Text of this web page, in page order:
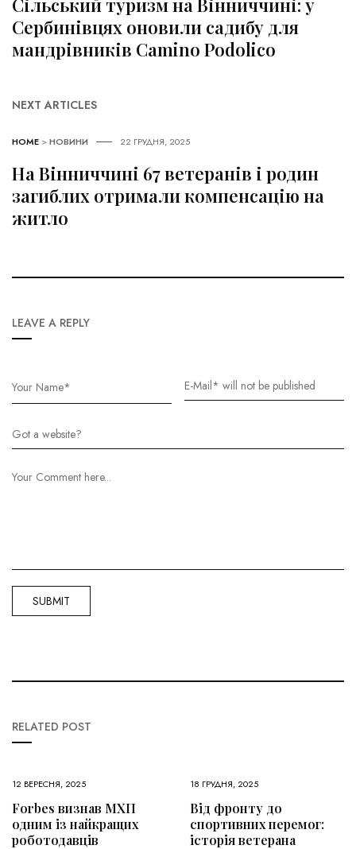
Сербинівцях оновили садибу для
мандрівників Camino Podolico
NEXT ARTICLES
HOME >НОВИНИ 22 ГРУДНЯ, 2025
На Вінниччині 67 ветеранів і родин
загиблих отримали компенсацію на
житло
LEAVE A REPLY
RELATED POST
12 ВЕРЕСНЯ, 2025
Forbes визнав МХП
одним із найкращих
роботодавців
18 ГРУДНЯ, 2025
Від фронту до
спортивних перемог:
історія ветерана